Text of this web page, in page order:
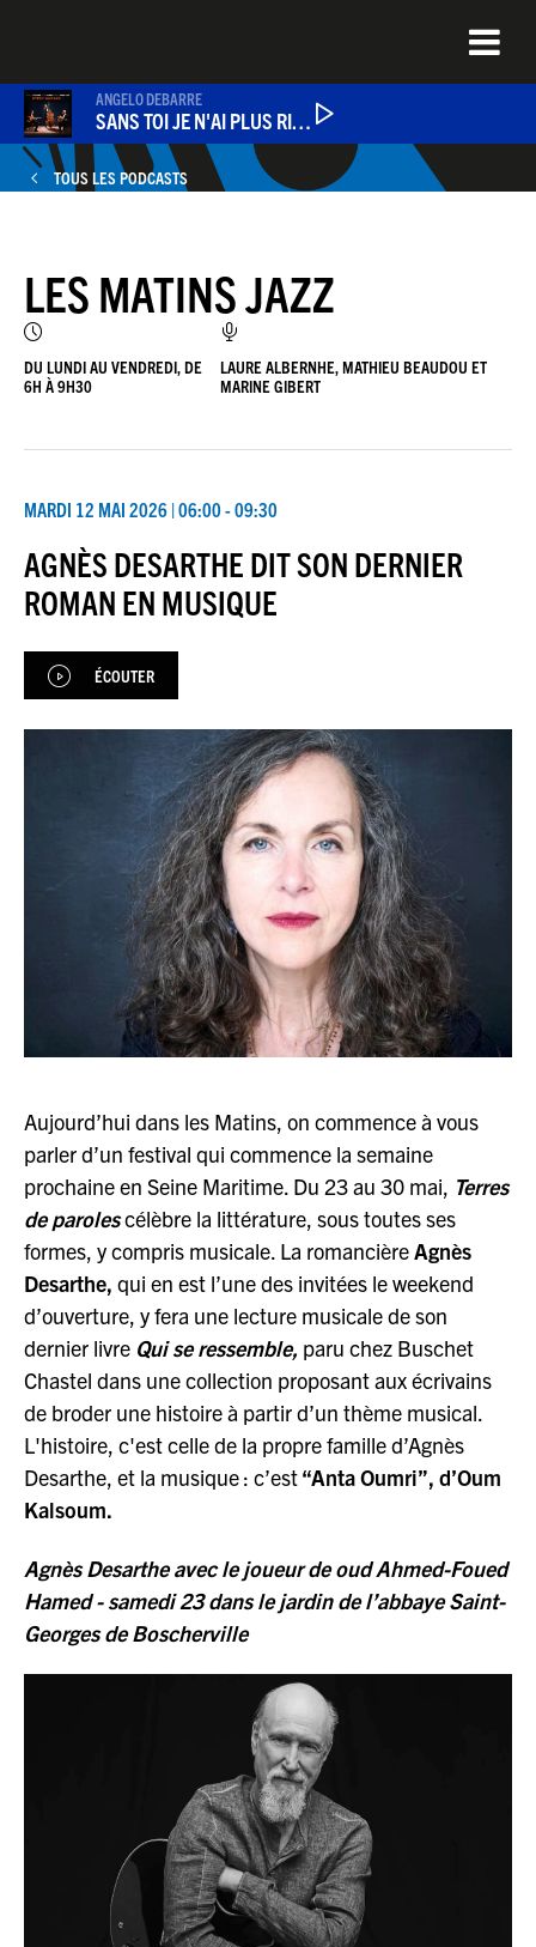
principal
PODCASTS
NEWS
QUEL ÉTAIT CE TITRE ?
JEU DU JOUR
JAZZENDA
ANGELO DEBARRE
SANS TOI JE N'AI PLUS RIEN
TOUS LES PODCASTS
LES MATINS JAZZ
DU LUNDI AU VENDREDI, DE
6H À 9H30
LAURE ALBERNHE, MATHIEU BEAUDOU ET
MARINE GIBERT
MARDI 12 MAI 2026 | 06:00 - 09:30
AGNÈS DESARTHE DIT SON DERNIER
ROMAN EN MUSIQUE
ÉCOUTER
Aujourd’hui dans les Matins, on commence à vous
parler d’un festival qui commence la semaine
prochaine en Seine Maritime. Du 23 au 30 mai, Terres
de parolescélèbre la littérature, sous toutes ses
formes, y compris musicale. La romancièreAgnès
Desarthe, qui en est l’une des invitées le weekend
d’ouverture, y fera une lecture musicale de son
dernier livre Qui se ressemble, paru chez Buschet
Chastel dans une collection proposant aux écrivains
de broder une histoire à partir d’un thème musical.
L'histoire, c'est celle de la propre famille d’Agnès
Desarthe, et la musique : c’est“Anta Oumri”, d’Oum
Kalsoum.
Agnès Desarthe avec le joueur de oud Ahmed-Foued
Hamed - samedi 23 dans le jardin de l’abbaye Saint-
Georges de Boscherville